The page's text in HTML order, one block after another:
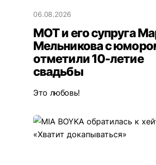
06.08.2026
МОТ и его супруга
Мельникова с
отметили 10-летие
свадьбы
Это любовь!